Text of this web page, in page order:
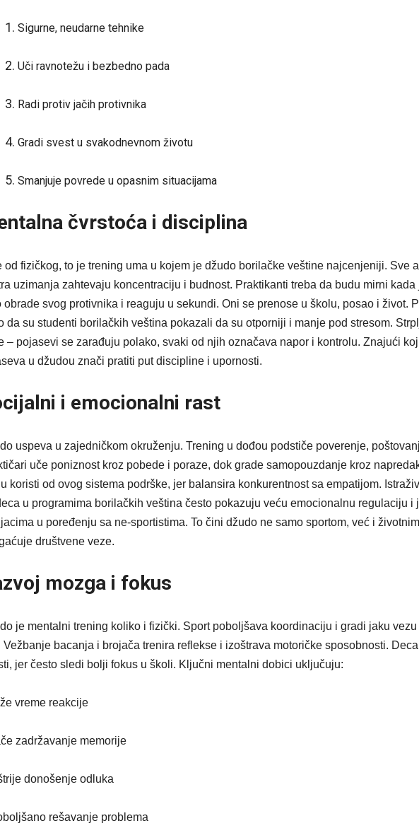
Sigurne, neudarne tehnike
Uči ravnotežu i bezbedno pada
Radi protiv jačih protivnika
Gradi svest u svakodnevnom životu
Smanjuje povrede u opasnim situacijama
čvrstoća i disciplina
od fizičkog, to je trening uma u kojem je džudo borilačke veštine najcenjeniji. Sve
uzimanja zahtevaju koncentraciju i budnost. Praktikanti treba da budu mirni kada
obrade svog protivnika i reaguju u sekundi. Oni se prenose u školu, posao i život.
da su studenti borilačkih veština pokazali da su otporniji i manje pod stresom.
– pojasevi se zarađuju polako, svaki od njih označava napor i kontrolu. Znajući
u džudou znači pratiti put discipline i upornosti.
i emocionalni rast
uspeva u zajedničkom okruženju. Trening u dođou podstiče poverenje,
uče poniznost kroz pobede i poraze, dok grade samopouzdanje kroz
koristi od ovog sistema podrške, jer balansira konkurentnost sa empatijom.
u programima borilačkih veština često pokazuju veću emocionalnu regulaciju i
u poređenju sa ne-sportistima. To čini džudo ne samo sportom, već i
društvene veze.
mozga i fokus
je mentalni trening koliko i fizički. Sport poboljšava koordinaciju i gradi jaku
Vežbanje bacanja i brojača trenira reflekse i izoštrava motoričke sposobnosti.
jer često sledi bolji fokus u školi. Ključni mentalni dobici uključuju:
vreme reakcije
zadržavanje memorije
donošenje odluka
rešavanje problema